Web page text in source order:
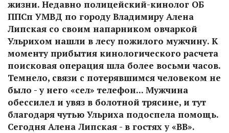
жизни. Недавно полицейский-кинолог ОБ
ППСп УМВД по городу Владимиру Алена
Липская со своим напарником овчаркой
Ульрихом нашли в лесу пожилого мужчину. К
моменту прибытия кинологического расчета
поисковая операция шла более восьми часов.
Темнело, связи с потерявшимся человеком не
было - у него «сел» телефон... Мужчина
обессилел и увяз в болотной трясине, и тут
благодаря чутью Ульриха подоспела помощь.
Сегодня Алена Липская - в гостях у «ВВ».